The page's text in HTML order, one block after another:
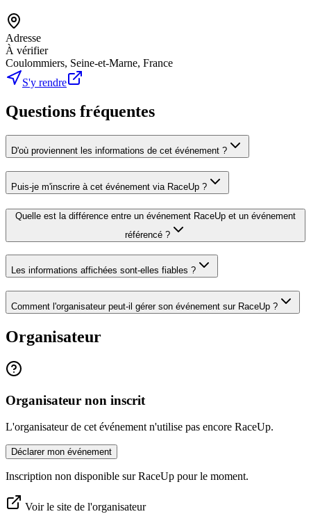
Adresse
À vérifier
Coulommiers, Seine-et-Marne, France
S'y rendre
Questions fréquentes
D'où proviennent les informations de cet événement ?
Puis-je m'inscrire à cet événement via RaceUp ?
Quelle est la différence entre un événement RaceUp et un événement
référencé ?
Les informations affichées sont-elles fiables ?
Comment l'organisateur peut-il gérer son événement sur RaceUp ?
Organisateur
Organisateur non inscrit
L'organisateur de cet événement n'utilise pas encore RaceUp.
Déclarer mon événement
Inscription non disponible sur RaceUp pour le moment.
Voir le site de l'organisateur